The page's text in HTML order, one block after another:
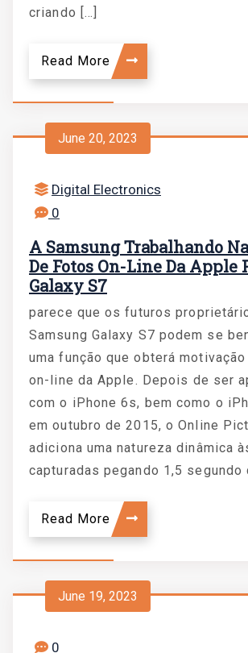
criando […]
Read More
June 20, 2023
Digital Electronics
0
A Samsung Trabalhando
De Fotos On-Line Da Apple
Galaxy S7
parece que os futuros
Samsung Galaxy S7 podem se
uma função que obterá
on-line da Apple. Depois de ser
com o iPhone 6s, bem como o
em outubro de 2015, o Online
adiciona uma natureza dinâmica
capturadas pegando 1,5 segundo
Read More
June 19, 2023
0